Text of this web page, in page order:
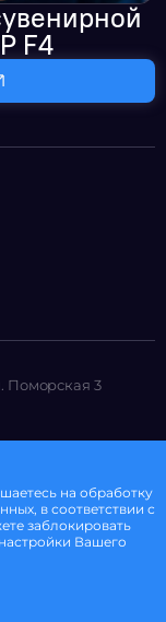
F4
Поморская 3
данных
на обработку
в соответствии с
заблокировать
Вашего